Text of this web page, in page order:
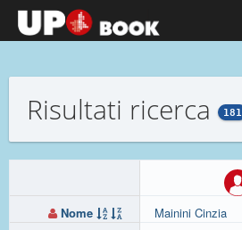
Risultati ricerca 181
Nome
Mainini Cinzia